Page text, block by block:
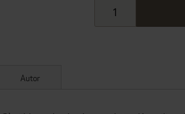
Autor